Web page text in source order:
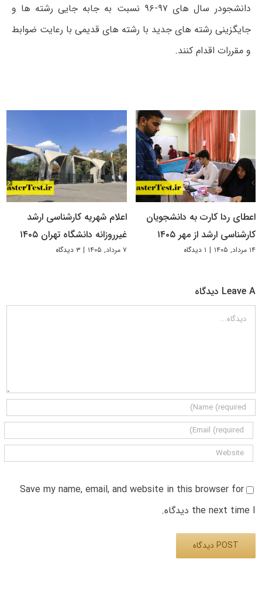
دانشجودر سال های ۹۷-۹۶ نسبت به جابه جایی رشته ها و
جایگزینی رشته های جدید با رشته های قدیمی با رعایت ضوابط
و مقررات اقدام کنند.
اعطای ردا کارت به دانشجویان
کارشناسی ارشد از مهر ۱۴۰۵
۱۴ مرداد, ۱۴۰۵ | ۱ دیدگاه
اعلام شهریه کارشناسی ارشد
غیرروزانه دانشگاه تهران ۱۴۰۵
۷ مرداد, ۱۴۰۵ | ۳ دیدگاه
Leave A دیدگاه
دیدگاه
Save my name, email, and website in this browser for
the next time I دیدگاه.